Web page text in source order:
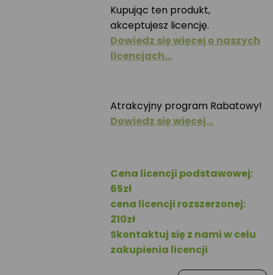
Kupując ten produkt,
akceptujesz licencję.
Dowiedz się więcej o naszych
licencjach…
Atrakcyjny program Rabatowy!
Dowiedz się więcej…
Cena licencji podstawowej:
65zł
cena licencji rozszerzonej:
210zł
Skontaktuj się z nami w celu
zakupienia licencji